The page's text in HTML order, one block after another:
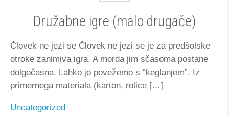
Družabne igre (malo drugače)
Človek ne jezi se Človek ne jezi se je za predšolske
otroke zanimiva igra. A morda jim sčasoma postane
dolgočasna. Lahko jo povežemo s “keglanjem”. Iz
primernega materiala (karton, rolice […]
Uncategorized